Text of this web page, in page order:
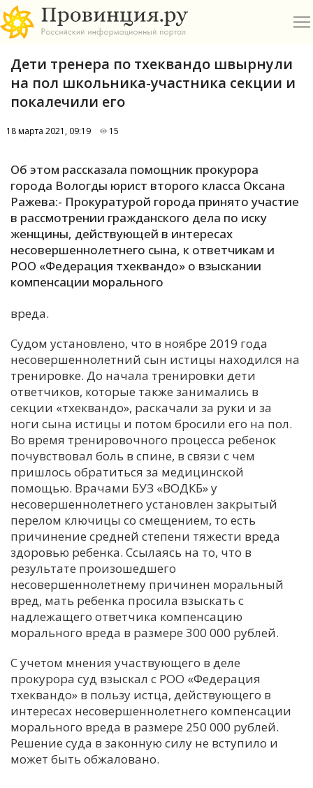
А
Б
В
И
К
М
Н
П
Т
У
Х
Ч
Я
Дети тренера по тхеквандо швырнули
на пол школьника-участника секции и
покалечили его
18 марта 2021, 09:19 15
Об этом рассказала помощник прокурора
города Вологды юрист второго класса Оксана
Ражева:- Прокуратурой города принято участие
в рассмотрении гражданского дела по иску
женщины, действующей в интересах
несовершеннолетнего сына, к ответчикам и
РОО «Федерация тхеквандо» о взыскании
компенсации морального
вреда.
Судом установлено, что в ноябре 2019 года
несовершеннолетний сын истицы находился на
тренировке. До начала тренировки дети
ответчиков, которые также занимались в
секции «тхеквандо», раскачали за руки и за
ноги сына истицы и потом бросили его на пол.
Во время тренировочного процесса ребенок
почувствовал боль в спине, в связи с чем
пришлось обратиться за медицинской
помощью. Врачами БУЗ «ВОДКБ» у
несовершеннолетнего установлен закрытый
перелом ключицы со смещением, то есть
причинение средней степени тяжести вреда
здоровью ребенка. Ссылаясь на то, что в
результате произошедшего
несовершеннолетнему причинен моральный
вред, мать ребенка просила взыскать с
надлежащего ответчика компенсацию
морального вреда в размере 300 000 рублей.
С учетом мнения участвующего в деле
прокурора суд взыскал с РОО «Федерация
тхеквандо» в пользу истца, действующего в
интересах несовершеннолетнего компенсации
морального вреда в размере 250 000 рублей.
Решение суда в законную силу не вступило и
может быть обжаловано.